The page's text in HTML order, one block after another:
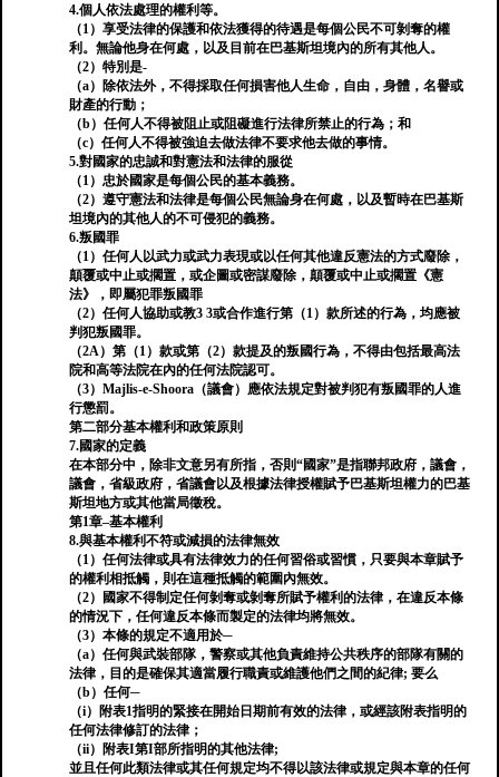
4.個人依法處理的權利等。
（1）享受法律的保護和依法獲得的待遇是每個公民不可剝奪的權
利。無論他身在何處，以及目前在巴基斯坦境內的所有其他人。
（2）特別是-
（a）除依法外，不得採取任何損害他人生命，自由，身體，名譽或
財產的行動；
（b）任何人不得被阻止或阻礙進行法律所禁止的行為；和
（c）任何人不得被強迫去做法律不要求他去做的事情。
5.對國家的忠誠和對憲法和法律的服從
（1）忠於國家是每個公民的基本義務。
（2）遵守憲法和法律是每個公民無論身在何處，以及暫時在巴基斯
坦境內的其他人的不可侵犯的義務。
6.叛國罪
（1）任何人以武力或武力表現或以任何其他違反憲法的方式廢除，
顛覆或中止或擱置，或企圖或密謀廢除，顛覆或中止或擱置《憲
法》，即屬犯罪叛國罪
（2）任何人協助或教3 3或合作進行第（1）款所述的行為，均應被
判犯叛國罪。
（2A）第（1）款或第（2）款提及的叛國行為，不得由包括最高法
院和高等法院在內的任何法院認可。
（3）Majlis-e-Shoora（議會）應依法規定對被判犯有叛國罪的人進
行懲罰。
第二部分基本權利和政策原則
7.國家的定義
在本部分中，除非文意另有所指，否則“國家”是指聯邦政府，議會，
議會，省級政府，省議會以及根據法律授權賦予巴基斯坦權力的巴基
斯坦地方或其他當局徵稅。
第1章–基本權利
8.與基本權利不符或減損的法律無效
（1）任何法律或具有法律效力的任何習俗或習慣，只要與本章賦予
的權利相抵觸，則在這種抵觸的範圍內無效。
（2）國家不得制定任何剝奪或剝奪所賦予權利的法律，在違反本條
的情況下，任何違反本條而製定的法律均將無效。
（3）本條的規定不適用於─
（a）任何與武裝部隊，警察或其他負責維持公共秩序的部隊有關的
法律，目的是確保其適當履行職責或維護他們之間的紀律; 要么
（b）任何─
（i）附表1指明的緊接在開始日期前有效的法律，或經該附表指明的
任何法律修訂的法律；
（ii）附表I第I部所指明的其他法律;
並且任何此類法律或其任何規定均不得以該法律或規定與本章的任何